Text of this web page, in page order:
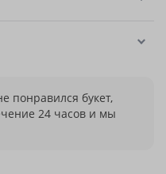
понравился букет,
24 часов и мы